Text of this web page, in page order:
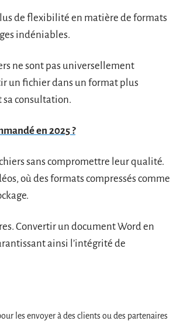
de flexibilité en matière de formats
indéniables.
ne sont pas universellement
un fichier dans un format plus
sa consultation.
en 2025 ?
sans compromettre leur qualité.
où des formats compressés comme
Convertir un document Word en
ainsi l’intégrité de
les envoyer à des clients ou des partenaires